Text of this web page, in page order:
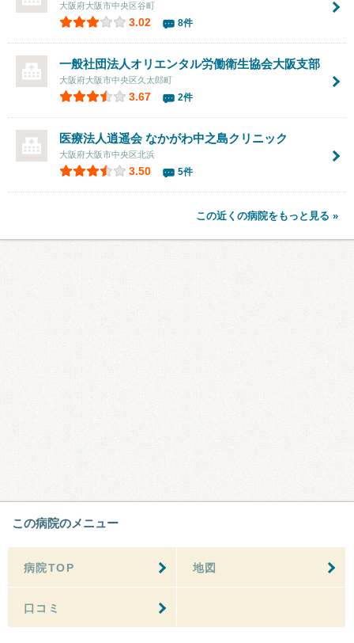
大阪府大阪市中央区谷町
3.02 8件
一般社団法人オリエンタル労働衛生協会大阪支部
大阪府大阪市中央区久太郎町
3.67 2件
医療法人逍遥会なかがわ中之島クリニック
大阪府大阪市中央区北浜
3.50 5件
この近くの病院をもっと見る »
この病院のメニュー
病院TOP 地図
口コミ